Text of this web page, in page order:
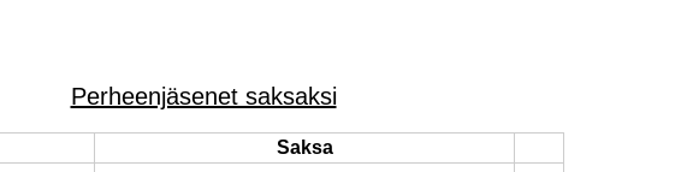
Perheenjäsenet saksaksi
Saksa